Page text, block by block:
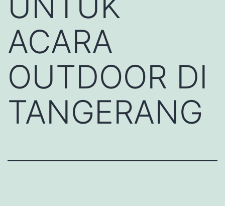
ACARA
OUTDOOR DI
TANGERANG